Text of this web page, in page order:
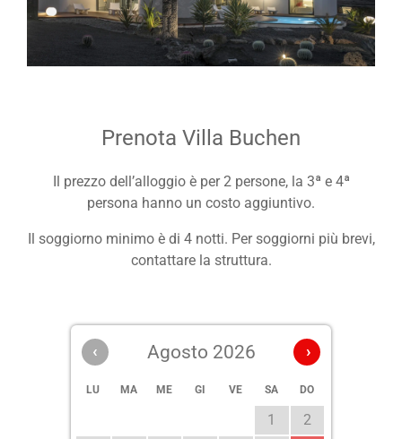
Prenota Villa Buchen
Il prezzo dell’alloggio è per 2 persone, la 3ª e 4ª
persona hanno un costo aggiuntivo.
Il soggiorno minimo è di 4 notti. Per soggiorni più brevi,
contattare la struttura.
‹ ›
Agosto 2026
LU MA ME GI VE SA DO
1
2